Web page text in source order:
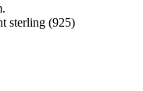
sterling (925)